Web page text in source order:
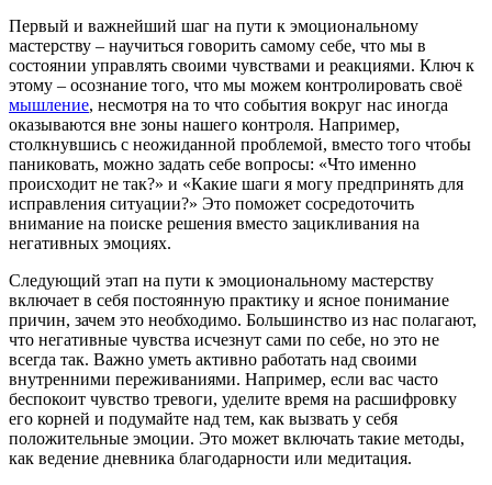
Первый и важнейший шаг на пути к эмоциональному
мастерству – научиться говорить самому себе, что мы в
состоянии управлять своими чувствами и реакциями. Ключ к
этому – осознание того, что мы можем контролировать своё
мышление, несмотря на то что события вокруг нас иногда
оказываются вне зоны нашего контроля. Например,
столкнувшись с неожиданной проблемой, вместо того чтобы
паниковать, можно задать себе вопросы: «Что именно
происходит не так?» и «Какие шаги я могу предпринять для
исправления ситуации?» Это поможет сосредоточить
внимание на поиске решения вместо зацикливания на
негативных эмоциях.
Следующий этап на пути к эмоциональному мастерству
включает в себя постоянную практику и ясное понимание
причин, зачем это необходимо. Большинство из нас полагают,
что негативные чувства исчезнут сами по себе, но это не
всегда так. Важно уметь активно работать над своими
внутренними переживаниями. Например, если вас часто
беспокоит чувство тревоги, уделите время на расшифровку
его корней и подумайте над тем, как вызвать у себя
положительные эмоции. Это может включать такие методы,
как ведение дневника благодарности или медитация.